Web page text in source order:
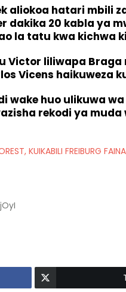
aliokoa hatari mbili
dakika 20 kabla ya
la tatu kwa kichwa
Victor liliwapa
Vicens haikuweza
wake huo ulikuwa
rekodi ya
KUIKABILI FREIBURG